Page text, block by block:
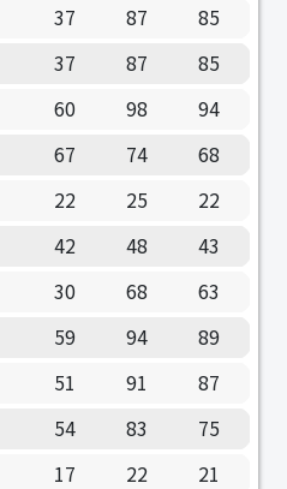
37 87
85
37 87
85
60 98
94
67 74
68
22 25
22
42 48
43
30 68
63
59 94
89
51 91
87
54 83
75
17 22
21